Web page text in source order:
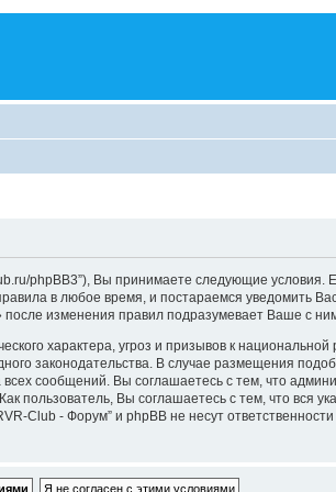
phpBB3”), Вы принимаете следующие условия.
в любое время, и постараемся уведомить
изменения правил подразумевает Ваше с
характера, угроз и призывов к
законодательства. В случае размещения
сообщений. Вы соглашаетесь с тем, что
пользователь, Вы соглашаетесь с тем, что вся
- Форум” и phpBB не несут ответственности